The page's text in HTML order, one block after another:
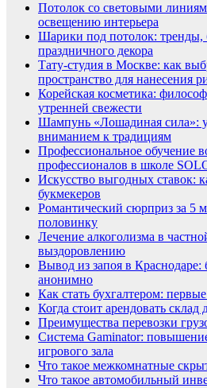
Потолок со световыми
освещению интерьера
Шарики под потолок: тренды,
праздничного декора
Тату-студия в Москве: как
пространство для нанесения
Корейская косметика:
утренней свежести
Шампунь «Лошадиная сила»:
вниманием к традициям
Профессиональное обучение
профессионалов в школе
Искусство выгодных ставок:
букмекеров
Романтический сюрприз за 5
половинку
Лечение алкоголизма в
выздоровлению
Вывод из запоя в Краснодаре:
анонимно
Как стать бухгалтером:
Когда стоит арендовать
Преимущества перевозки
Система Gaminator:
игрового зала
Что такое межкомнатные
Что такое автомобильный